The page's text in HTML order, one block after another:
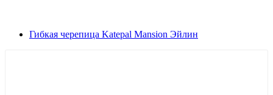
Гибкая черепица Katepal Mansion Эйлин